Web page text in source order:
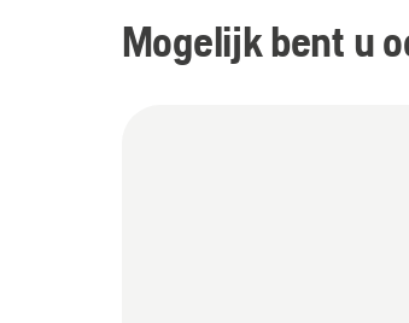
Mogelijk bent u